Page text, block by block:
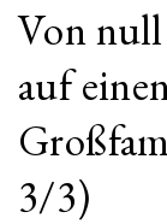
Von
auf
3/3)